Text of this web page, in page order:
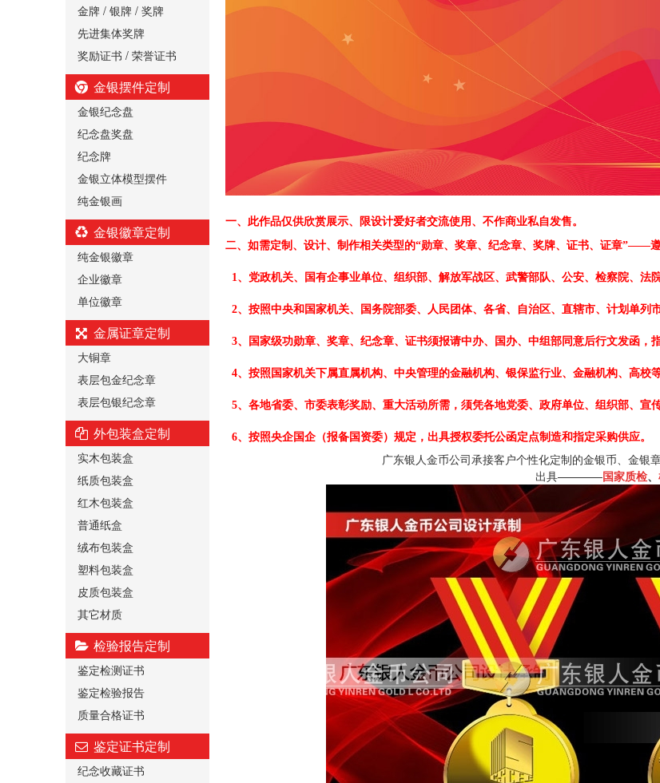
金牌 / 银牌 / 奖牌
先进集体奖牌
奖励证书 / 荣誉证书
金银摆件定制
金银纪念盘
纪念盘奖盘
纪念牌
金银立体模型摆件
纯金银画
金银徽章定制
纯金银徽章
企业徽章
单位徽章
金属证章定制
大铜章
表层包金纪念章
表层包银纪念章
外包装盒定制
实木包装盒
纸质包装盒
红木包装盒
普通纸盒
绒布包装盒
塑料包装盒
皮质包装盒
其它材质
检验报告定制
鉴定检测证书
鉴定检验报告
质量合格证书
鉴定证书定制
纪念收藏证书
一、 此作品仅供欣赏展示、限设计爱好者交流使用、不作商业私自发售。
二、 如需定制、设计、制作相关类型的“勋章、奖章、纪念章、奖牌、证书、证章”——
1、党政机关、国有企事业单位、组织部、解放军战区、武警部队、公安、检察院、法
2、按照中央和国家机关、国务院部委、人民团体、各省、自治区、直辖市、计划单列
3、国家级功勋章、奖章、纪念章、证书须报请中办、国办、中组部同意后行文发函，
4、按照国家机关下属直属机构、中央管理的金融机构、银保监行业、金融机构、高校
5、各地省委、市委表彰奖励、重大活动所需，须凭各地党委、政府单位、组织部、宣
6、按照央企国企（报备国资委）规定，出具授权委托公函定点制造和指定采购供应。
广东银人金币公司承接客户个性化定制的金银币、金银
出具————国家质检、